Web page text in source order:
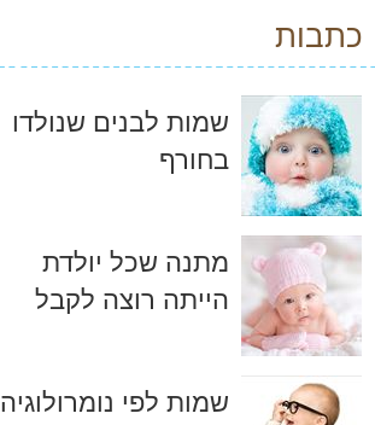
כתבות
שמות לבנים שנולדו
בחורף
מתנה שכל יולדת
הייתה רוצה לקבל
שמות לפי נומרולוגיה